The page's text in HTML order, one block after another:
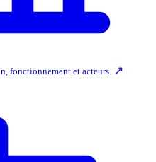
fonctionnement et acteurs. ↗